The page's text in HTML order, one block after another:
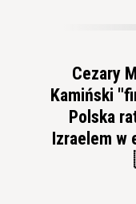
Cezary
Kamiński
Polska
Izraelem